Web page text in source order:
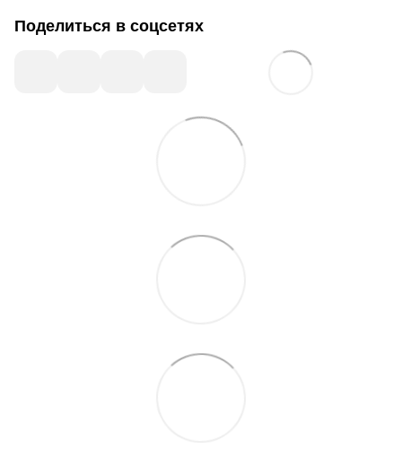
Поделиться в соцсетях